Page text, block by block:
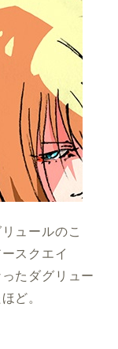
ュールのこ
スクエイ
たダグリュー
ど。